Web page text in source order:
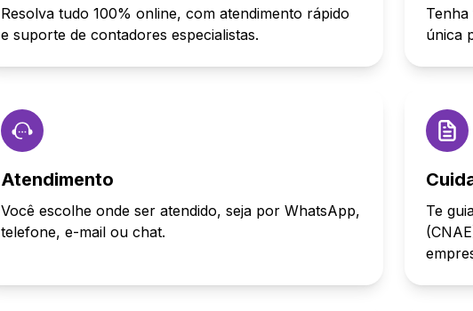
Resolva tudo 100% online, com atendimento rápido
e suporte de contadores especialistas.
única
Atendimento
Você escolhe onde ser atendido, seja por WhatsApp,
telefone, e-mail ou chat.
Te